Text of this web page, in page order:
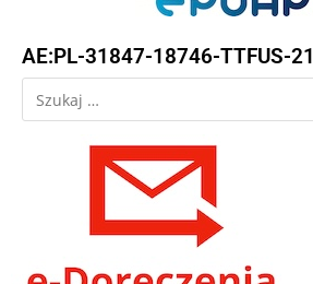
AE:PL-31847-18746-TTFUS-21